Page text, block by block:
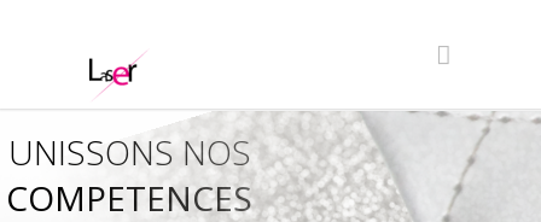
COMPETENCES
UNISSONS NOS